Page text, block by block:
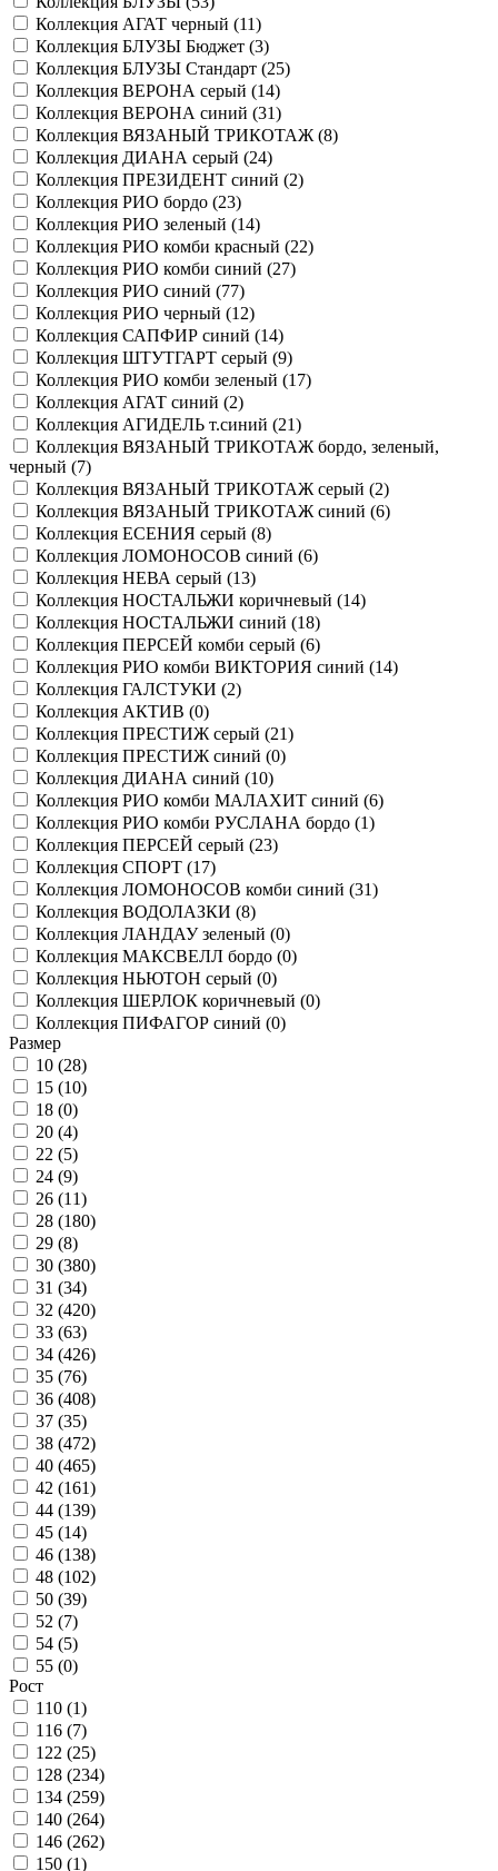
Коллекция АГАТ черный (11)
Коллекция БЛУЗЫ Бюджет (3)
Коллекция БЛУЗЫ Стандарт (25)
Коллекция ВЕРОНА серый (14)
Коллекция ВЕРОНА синий (31)
Коллекция ВЯЗАНЫЙ ТРИКОТАЖ (8)
Коллекция ДИАНА серый (24)
Коллекция ПРЕЗИДЕНТ синий (2)
Коллекция РИО бордо (23)
Коллекция РИО зеленый (14)
Коллекция РИО комби красный (22)
Коллекция РИО комби синий (27)
Коллекция РИО синий (77)
Коллекция РИО черный (12)
Коллекция САПФИР синий (14)
Коллекция ШТУТГАРТ серый (9)
Коллекция РИО комби зеленый (17)
Коллекция АГАТ синий (2)
Коллекция АГИДЕЛЬ т.синий (21)
Коллекция ВЯЗАНЫЙ ТРИКОТАЖ бордо, зеленый,
черный (7)
Коллекция ВЯЗАНЫЙ ТРИКОТАЖ серый (2)
Коллекция ВЯЗАНЫЙ ТРИКОТАЖ синий (6)
Коллекция ЕСЕНИЯ серый (8)
Коллекция ЛОМОНОСОВ синий (6)
Коллекция НЕВА серый (13)
Коллекция НОСТАЛЬЖИ коричневый (14)
Коллекция НОСТАЛЬЖИ синий (18)
Коллекция ПЕРСЕЙ комби серый (6)
Коллекция РИО комби ВИКТОРИЯ синий (14)
Коллекция ГАЛСТУКИ (2)
Коллекция АКТИВ (0)
Коллекция ПРЕСТИЖ серый (21)
Коллекция ПРЕСТИЖ синий (0)
Коллекция ДИАНА синий (10)
Коллекция РИО комби МАЛАХИТ синий (6)
Коллекция РИО комби РУСЛАНА бордо (1)
Коллекция ПЕРСЕЙ серый (23)
Коллекция СПОРТ (17)
Коллекция ЛОМОНОСОВ комби синий (31)
Коллекция ВОДОЛАЗКИ (8)
Коллекция ЛАНДАУ зеленый (0)
Коллекция МАКСВЕЛЛ бордо (0)
Коллекция НЬЮТОН серый (0)
Коллекция ШЕРЛОК коричневый (0)
Коллекция ПИФАГОР синий (0)
Размер
10 (28)
15 (10)
18 (0)
20 (4)
22 (5)
24 (9)
26 (11)
28 (180)
29 (8)
30 (380)
31 (34)
32 (420)
33 (63)
34 (426)
35 (76)
36 (408)
37 (35)
38 (472)
40 (465)
42 (161)
44 (139)
45 (14)
46 (138)
48 (102)
50 (39)
52 (7)
54 (5)
55 (0)
Рост
110 (1)
116 (7)
122 (25)
128 (234)
134 (259)
140 (264)
146 (262)
150 (1)